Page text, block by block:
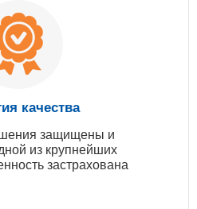
качества
защищены и
из крупнейших
застрахована